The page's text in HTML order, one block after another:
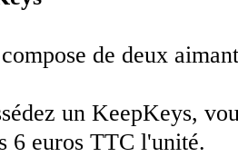
de deux
un KeepKeys,
6 euros TTC l'unité.